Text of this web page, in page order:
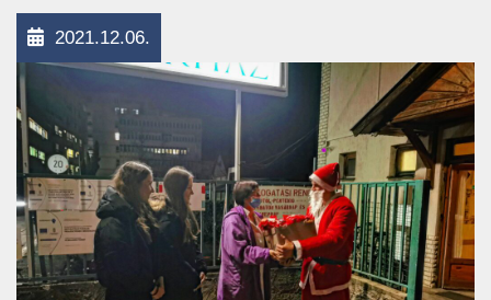
2021.12.06.